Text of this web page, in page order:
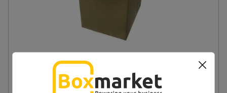
Pakuotė 6 vyno butelių siuntimui (kartonas +
įdėklas) 325x230x370